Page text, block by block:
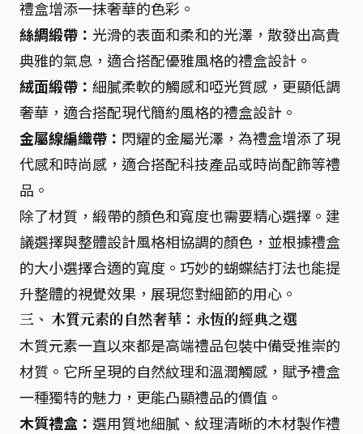
禮盒增添一抹奢華的色彩。
絲綢緞帶： 光滑的表面和柔和的光澤，散發出高貴
典雅的氣息，適合搭配優雅風格的禮盒設計。
絨面緞帶： 細膩柔軟的觸感和啞光質感，更顯低調
奢華，適合搭配現代簡約風格的禮盒設計。
金屬線編織帶： 閃耀的金屬光澤，為禮盒增添了現
代感和時尚感，適合搭配科技產品或時尚配飾等禮
品。
除了材質，緞帶的顏色和寬度也需要精心選擇。建
議選擇與整體設計風格相協調的顏色，並根據禮盒
的大小選擇合適的寬度。巧妙的蝴蝶結打法也能提
升整體的視覺效果，展現您對細節的用心。
三、 木質元素的自然奢華：永恆的經典之選
木質元素一直以來都是高端禮品包裝中備受推崇的
材質。它所呈現的自然紋理和溫潤觸感，賦予禮盒
一種獨特的魅力，更能凸顯禮品的價值。
木質禮盒： 選用質地細膩、紋理清晰的木材製作禮